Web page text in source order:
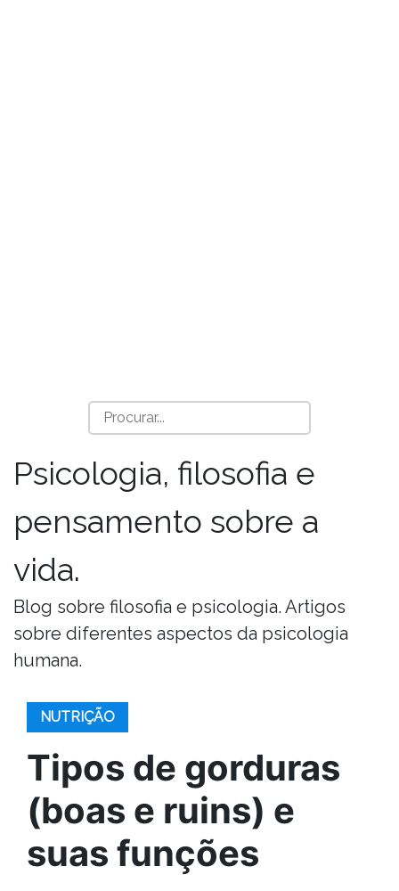
Psicologia, filosofia e
pensamento sobre a
vida.
Blog sobre filosofia e psicologia. Artigos
sobre diferentes aspectos da psicologia
humana.
NUTRIÇÃO
Tipos de gorduras
(boas e ruins) e
suas funções